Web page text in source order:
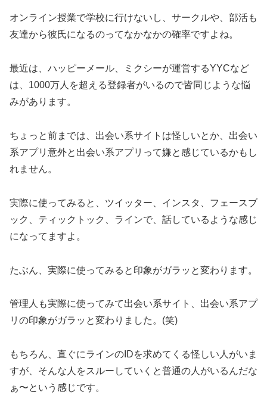
オンライン授業で学校に行けないし、サークルや、部活も
友達から彼氏になるのってなかなかの確率ですよね。
最近は、ハッピーメール、ミクシーが運営するYYCなど
は、1000万人を超える登録者がいるので皆同じような悩
みがあります。
ちょっと前までは、出会い系サイトは怪しいとか、出会い
系アプリ意外と出会い系アプリって嫌と感じているかもし
れません。
実際に使ってみると、ツイッター、インスタ、フェースブ
ック、ティックトック、ラインで、話しているような感じ
になってますよ。
たぶん、実際に使ってみると印象がガラッと変わります。
管理人も実際に使ってみて出会い系サイト、出会い系アプ
リの印象がガラッと変わりました。(笑)
もちろん、直ぐにラインのIDを求めてくる怪しい人がいま
すが、そんな人をスルーしていくと普通の人がいるんだな
ぁ〜という感じです。